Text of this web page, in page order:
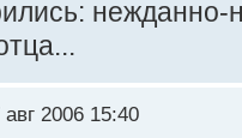
2006 15:40